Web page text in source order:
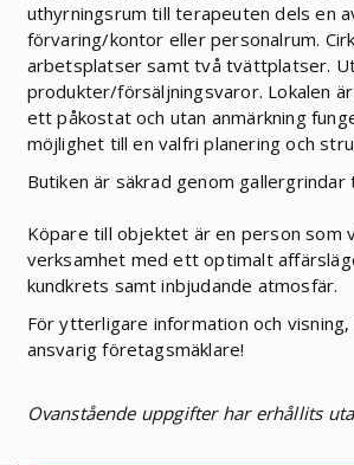
uthyrningsrum till terapeuten dels en
förvaring/kontor eller personalrum.
arbetsplatser samt två tvättplatser.
produkter/försäljningsvaror. Lokalen
ett påkostat och utan anmärkning
möjlighet till en valfri planering och
Butiken är säkrad genom gallergrindar
Köpare till objektet är en person som
verksamhet med ett optimalt
kundkrets samt inbjudande atmosfär.
För ytterligare information och
ansvarig företagsmäklare!
Ovanstående uppgifter har erhållits